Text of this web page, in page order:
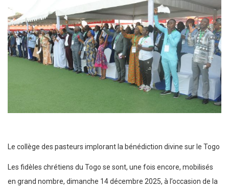
Le collège des pasteurs implorant la bénédiction divine sur le Togo
Les fidèles chrétiens du Togo se sont, une fois encore, mobilisés
en grand nombre, dimanche 14 décembre 2025, à l’occasion de la